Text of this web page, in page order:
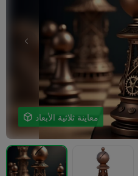
 معاينة ثلاثية الأبعاد